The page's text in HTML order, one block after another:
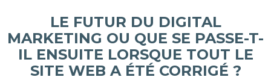
LE FUTUR DU DIGITAL
MARKETING OU QUE SE PASSE-T-
IL ENSUITE LORSQUE TOUT LE
SITE WEB A ÉTÉ CORRIGÉ ?